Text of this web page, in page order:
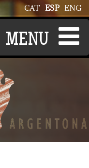
ENG
ESP
CAT